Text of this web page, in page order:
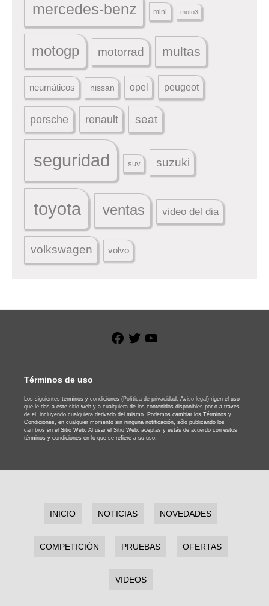
mercedes-benz mini moto3
motogp motorrad multas
neumáticos nissan opel peugeot
porsche renault seat
seguridad suv suzuki
toyota ventas video del dia
volkswagen volvo
Facebook
Twitter
Términos de uso
Los siguientes términos y condiciones (Política de privacidad, Aviso legal) rigen el uso
que le das a este sitio web y a cualquiera de los contenidos disponibles por o a través
de el, incluyendo cualquiera derivado del mismo. Podemos cambiar los Términos y
Condiciones, en cualquier momento sin ninguna notificación, sólo publicando los
cambios en el Sitio Web. Al usar el Sitio Web, aceptas y estás de acuerdo con estos
términos y condiciones en lo que se refiere a su uso.
INICIO NOTICIAS NOVEDADES
COMPETICIÓN PRUEBAS OFERTAS
VIDEOS